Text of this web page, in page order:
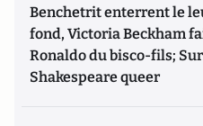
Benchetrit enterrent le
fond, Victoria Beckham
Ronaldo du bisco-fils;
Shakespeare queer